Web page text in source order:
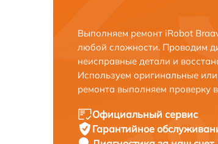
Выполняем ремонт iRobot
любой сложности. Проводим
неисправные детали и
Используем оригинальные
ремонта выполняем проверку
Официальный сервис
Гарантийное